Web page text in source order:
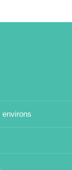
environs